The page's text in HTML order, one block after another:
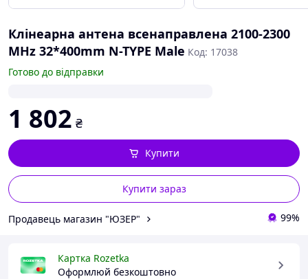
Клінеарна антена всенаправлена 2100-2300
MHz 32*400mm N-TYPE Male Код: 17038
Готово до відправки
1 802 ₴
Купити зараз
Купити
Продавець магазин "ЮЗЕР" 99%
Картка Rozetka
Оформлюй безкоштовно